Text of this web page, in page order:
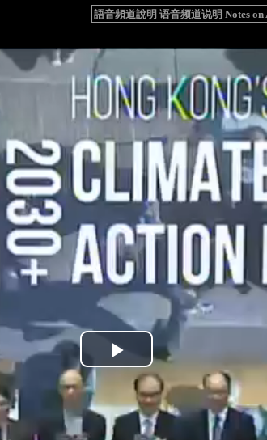
語音頻道說明 语音频道说明 Notes on
Play
Video